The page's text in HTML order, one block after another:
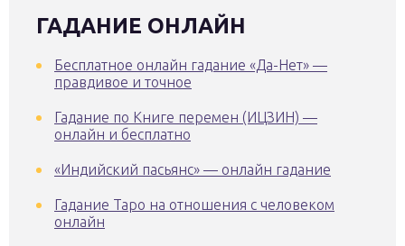
ГАДАНИЕ ОНЛАЙН
Бесплатное онлайн гадание «Да-Нет» —
правдивое и точное
Гадание по Книге перемен (ИЦЗИН) —
онлайн и бесплатно
«Индийский пасьянс» — онлайн гадание
Гадание Таро на отношения с человеком
онлайн